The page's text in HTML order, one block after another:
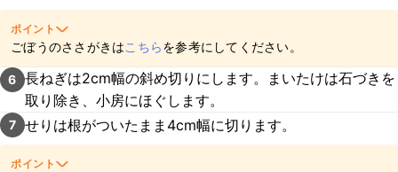
ポイント
ごぼうのささがきはこちらを参考にしてください。
6 長ねぎは2cm幅の斜め切りにします。まいたけは石づきを
取り除き、小房にほぐします。
7 せりは根がついたまま4cm幅に切ります。
ポイント